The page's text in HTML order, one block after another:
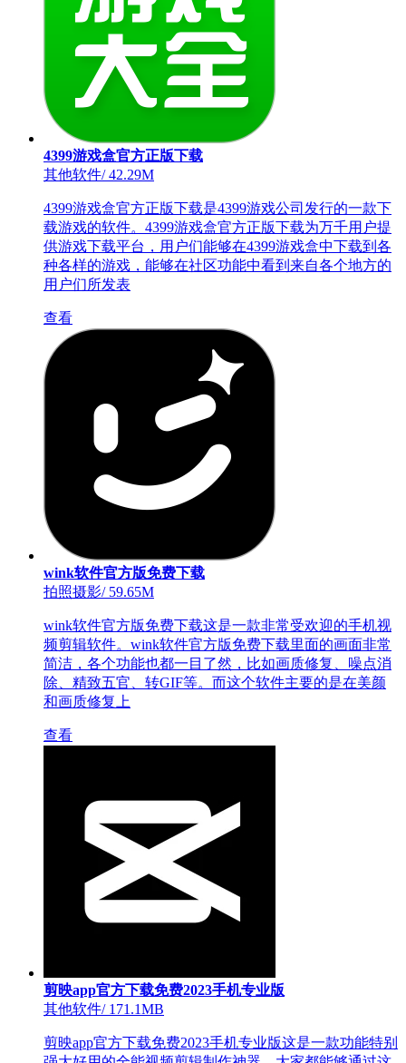
4399游戏盒官方正版下载
其他软件/42.29M
4399游戏盒官方正版下载是4399游戏公司发行的一款下
载游戏的软件。4399游戏盒官方正版下载为万千用户提
供游戏下载平台，用户们能够在4399游戏盒中下载到各
种各样的游戏，能够在社区功能中看到来自各个地方的
用户们所发表
查看
wink软件官方版免费下载
拍照摄影/59.65M
wink软件官方版免费下载这是一款非常受欢迎的手机视
频剪辑软件。wink软件官方版免费下载里面的画面非常
简洁，各个功能也都一目了然，比如画质修复、噪点消
除、精致五官、转GIF等。而这个软件主要的是在美颜
和画质修复上
查看
剪映app官方下载免费2023手机专业版
其他软件/171.1MB
剪映app官方下载免费2023手机专业版这是一款功能特别